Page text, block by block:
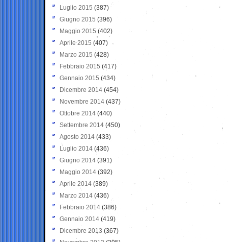
Luglio 2015 (387)
Giugno 2015 (396)
Maggio 2015 (402)
Aprile 2015 (407)
Marzo 2015 (428)
Febbraio 2015 (417)
Gennaio 2015 (434)
Dicembre 2014 (454)
Novembre 2014 (437)
Ottobre 2014 (440)
Settembre 2014 (450)
Agosto 2014 (433)
Luglio 2014 (436)
Giugno 2014 (391)
Maggio 2014 (392)
Aprile 2014 (389)
Marzo 2014 (436)
Febbraio 2014 (386)
Gennaio 2014 (419)
Dicembre 2013 (367)